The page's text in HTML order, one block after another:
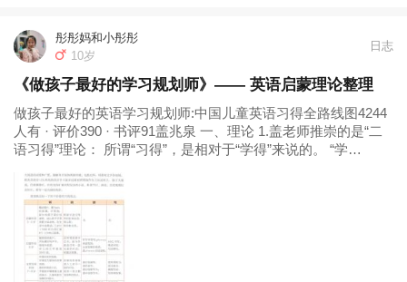
彤彤妈和小彤彤
10岁
日志
《做孩子最好的学习规划师》—— 英语启蒙理论整理
做孩子最好的英语学习规划师:中国儿童英语习得全路线图4244
人有 · 评价390 · 书评91盖兆泉 一、理论 1.盖老师推崇的是“二
语习得”理论： 所谓“习得”，是相对于“学得”来说的。 “学
统的英语教学方法——“语法翻译法”和...